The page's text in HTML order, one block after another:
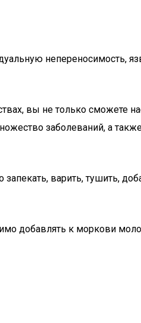
непереносимость,
вы не только сможете
заболеваний, а
варить, тушить,
добавлять к моркови